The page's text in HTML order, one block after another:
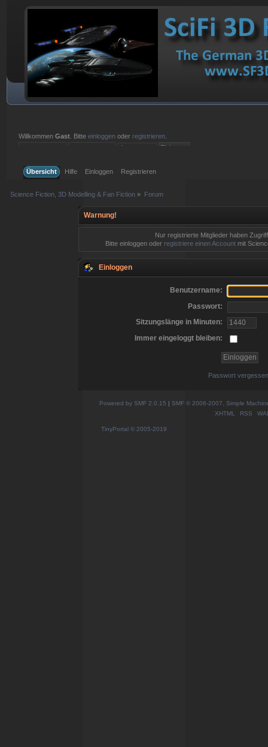
WillkommenGast . Bitteeinloggen oder registrieren
Übersicht
Hilfe Einloggen Registrieren
Science Fiction, 3D Modelling & Fan Fiction » Forum
Warnung!
Nur registrierte Mitglieder haben
Bitte einloggen oder registriere einen Account mit
Einloggen
Benutzername:
Passwort:
Sitzungslänge in Minuten:
Immer eingeloggt bleiben:
Passwort
Powered by SMF 2.0.15 | SMF © 2006-2007, Simple
XHTML
RSS
TinyPortal © 2005-2019